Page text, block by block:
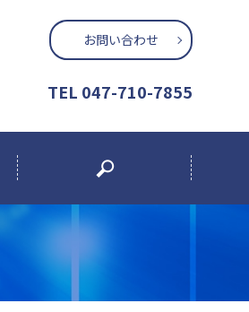
TEL 047-710-7855
お問い合わせ